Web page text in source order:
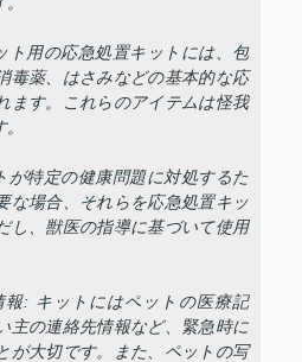
ト用の応急処置キットには、包
毒薬、はさみなどの基本的な応
ます。これらのアイテムは怪我
が特定の健康問題に対処するた
な場合、それらを応急処置キッ
し、獣医の指導に基づいて使用
: キットにはペットの医療記
主の連絡先情報など、緊急時に
が大切です。また、ペットの写